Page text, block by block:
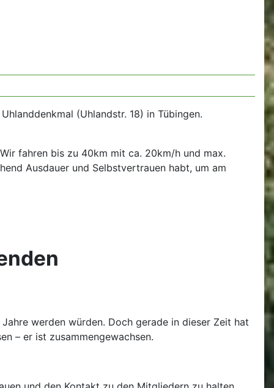
(Uhlandstr. 18) in Tübingen.
fahren bis zu 40km mit ca. 20km/h und max.
Ausdauer und Selbstvertrauen habt, um am
werden würden. Doch gerade in dieser Zeit hat
– er ist zusammengewachsen.